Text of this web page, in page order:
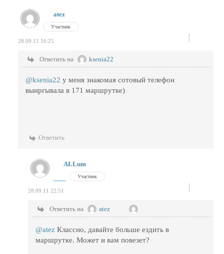
atez
Участник
28.09.11 16:25
Ответить на ksenia22
@ksenia22 у меня знакомая сотовый телефон
выиргывала в 171 маршрутке)
Ответить
ALLum
Участник
28.09.11 22:51
Ответить на atez
@atez Классно, давайте больше ездить в
маршрутке. Может и вам повезет?